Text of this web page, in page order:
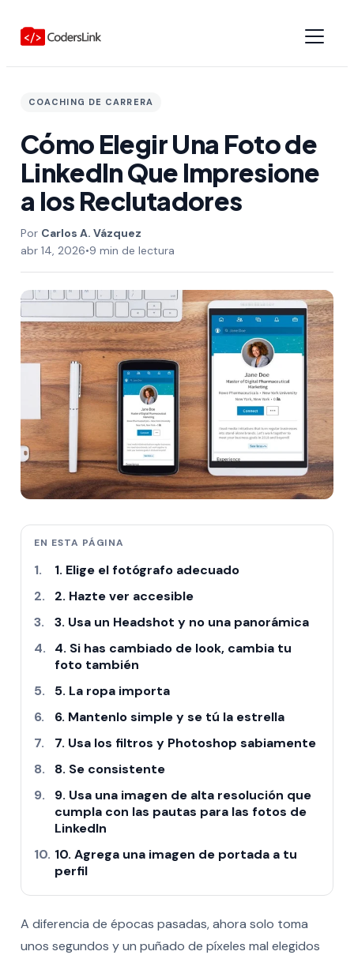
COACHING DE CARRERA
Cómo Elegir Una Foto de
LinkedIn Que Impresione
a los Reclutadores
Carlos A. Vázquez
abr 14, 2026•9 min de lectura
EN ESTA PÁGINA
1. Elige el fotógrafo adecuado
2. Hazte ver accesible
3. Usa un Headshot y no una panorámica
4. Si has cambiado de look, cambia tu
foto también
5. La ropa importa
6. Mantenlo simple y se tú la estrella
7. Usa los filtros y Photoshop sabiamente
8. Se consistente
9. Usa una imagen de alta resolución que
cumpla con las pautas para las fotos de
LinkedIn
10. Agrega una imagen de portada a tu
perfil
A diferencia de épocas pasadas, ahora solo toma
unos segundos y un puñado de píxeles mal elegidos